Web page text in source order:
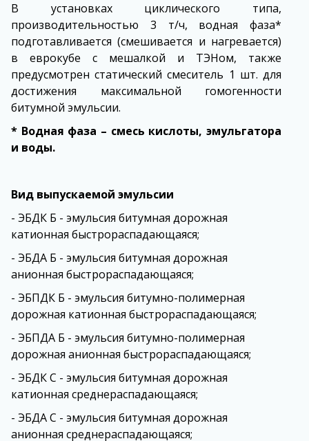
В установках циклического типа,
производительностью 3 т/ч, водная фаза*
подготавливается (смешивается и нагревается)
в еврокубе с мешалкой и ТЭНом, также
предусмотрен статический смеситель 1 шт. для
достижения максимальной гомогенности
битумной эмульсии.
* Водная фаза – смесь кислоты, эмульгатора
и воды.
Вид выпускаемой эмульсии
- ЭБДК Б - эмульсия битумная дорожная
катионная быстрораспадающаяся;
- ЭБДА Б - эмульсия битумная дорожная
анионная быстрораспадающаяся;
- ЭБПДК Б - эмульсия битумно-полимерная
дорожная катионная быстрораспадающаяся;
- ЭБПДА Б - эмульсия битумно-полимерная
дорожная анионная быстрораспадающаяся;
- ЭБДК С - эмульсия битумная дорожная
катионная среднераспадающаяся;
- ЭБДА С - эмульсия битумная дорожная
анионная среднераспадающаяся;